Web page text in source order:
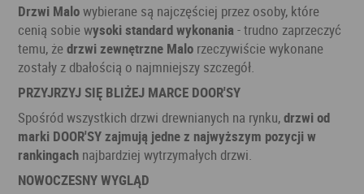
Drzwi Malowybierane są najczęściej przez osoby, które
cenią sobie wysoki standard wykonania - trudno zaprzeczyć
temu, żedrzwi zewnętrzne Malo rzeczywiście wykonane
zostały z dbałością o najmniejszy szczegół.
PRZYJRZYJ SIĘ BLIŻEJ MARCE DOOR'SY
Spośród wszystkich drzwi drewnianych na rynku,drzwi od
marki DOOR'SY zajmują jedne z najwyższym pozycji w
rankingach najbardziej wytrzymałych drzwi.
NOWOCZESNY WYGLĄD